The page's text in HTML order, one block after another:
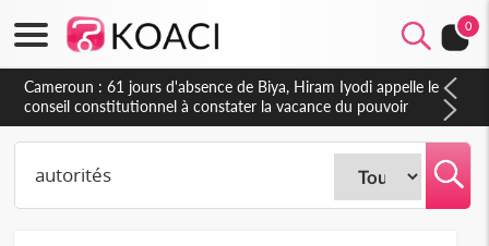
0
Côte d'Ivoire : Fin de la pagaille au PDCI-RDA, Lessiehi bannit
les mouvements sauvages